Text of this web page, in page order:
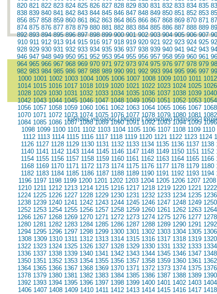
820 821 822 823 824 825 826 827 828 829 830 831 832 833 834 835
838 839 840 841 842 843 844 845 846 847 848 849 850 851 852 853
856 857 858 859 860 861 862 863 864 865 866 867 868 869 870 871
874 875 876 877 878 879 880 881 882 883 884 885 886 887 888 889
892 893 894 895 896 897 898 899 900 901 902 903 904 905 906 907
910 911 912 913 914 915 916 917 918 919 920 921 922 923 924 925
928 929 930 931 932 933 934 935 936 937 938 939 940 941 942 943
946 947 948 949 950 951 952 953 954 955 956 957 958 959 960 961
964 965 966 967 968 969 970 971 972 973 974 975 976 977 978 979
982 983 984 985 986 987 988 989 990 991 992 993 994 995 996 997
1000 1001 1002 1003 1004 1005 1006 1007 1008 1009 1010 1011 1012
1014 1015 1016 1017 1018 1019 1020 1021 1022 1023 1024 1025 1026
1028 1029 1030 1031 1032 1033 1034 1035 1036 1037 1038 1039 1040
1042 1043 1044 1045 1046 1047 1048 1049 1050 1051 1052 1053 1054
1056 1057 1058 1059 1060 1061 1062 1063 1064 1065 1066 1067 1068
1070 1071 1072 1073 1074 1075 1076 1077 1078 1079 1080 1081 1082
1084 1085 1086 1087 1088 1089 1090 1091 1092 1093 1094 1095 1096
1098 1099 1100 1101 1102 1103 1104 1105 1106 1107 1108 1109 1110
1112 1113 1114 1115 1116 1117 1118 1119 1120 1121 1122 1123 1124
1126 1127 1128 1129 1130 1131 1132 1133 1134 1135 1136 1137 1138
1140 1141 1142 1143 1144 1145 1146 1147 1148 1149 1150 1151 1152
1154 1155 1156 1157 1158 1159 1160 1161 1162 1163 1164 1165 1166
1168 1169 1170 1171 1172 1173 1174 1175 1176 1177 1178 1179 1180
1182 1183 1184 1185 1186 1187 1188 1189 1190 1191 1192 1193 1194
1196 1197 1198 1199 1200 1201 1202 1203 1204 1205 1206 1207 1208
1210 1211 1212 1213 1214 1215 1216 1217 1218 1219 1220 1221 1222
1224 1225 1226 1227 1228 1229 1230 1231 1232 1233 1234 1235 1236
1238 1239 1240 1241 1242 1243 1244 1245 1246 1247 1248 1249 1250
1252 1253 1254 1255 1256 1257 1258 1259 1260 1261 1262 1263 1264
1266 1267 1268 1269 1270 1271 1272 1273 1274 1275 1276 1277 1278
1280 1281 1282 1283 1284 1285 1286 1287 1288 1289 1290 1291 1292
1294 1295 1296 1297 1298 1299 1300 1301 1302 1303 1304 1305 1306
1308 1309 1310 1311 1312 1313 1314 1315 1316 1317 1318 1319 1320
1322 1323 1324 1325 1326 1327 1328 1329 1330 1331 1332 1333 1334
1336 1337 1338 1339 1340 1341 1342 1343 1344 1345 1346 1347 1348
1350 1351 1352 1353 1354 1355 1356 1357 1358 1359 1360 1361 1362
1364 1365 1366 1367 1368 1369 1370 1371 1372 1373 1374 1375 1376
1378 1379 1380 1381 1382 1383 1384 1385 1386 1387 1388 1389 1390
1392 1393 1394 1395 1396 1397 1398 1399 1400 1401 1402 1403 1404
1406 1407 1408 1409 1410 1411 1412 1413 1414 1415 1416 1417 1418
Ειδήσεις για όλους|Θέματα|Τουριστικό Ρεπορτάζ|